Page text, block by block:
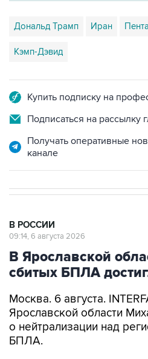
Дональд Трамп Иран
Кэмп-Дэвид
Купить подписку на
Подписаться на рассылку
Получать оперативные
канале
В РОССИИ
09:14, 6 августа 2026
В Ярославской
сбитых БПЛА
Москва. 6 августа.
Ярославской области
о нейтрализации над
БПЛА.